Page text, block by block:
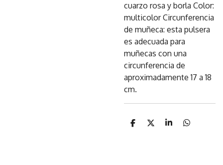
cuarzo rosa y borla Color:
multicolor Circunferencia
de muñeca: esta pulsera
es adecuada para
muñecas con una
circunferencia de
aproximadamente 17 a 18
cm.
C
C
C
C